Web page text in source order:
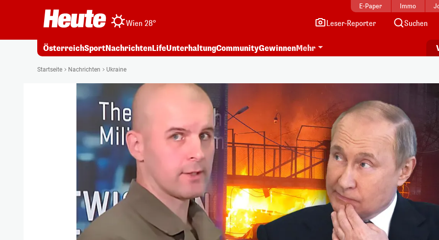
E-Paper Immo
Wien 28° Leser-Reporter Suchen
ÖsterreichSportNachrichtenLifeUnterhaltungCommunityGewinnenMehr
Startseite Nachrichten Ukraine